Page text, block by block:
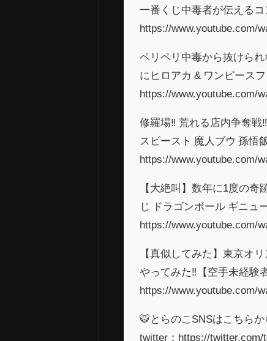
一番くじ中毒者が伝えるコ
https://www.youtube.com/
ペリペリ中毒から抜けら
にヒロアカ & ワンピース
https://www.youtube.com/
修羅場‼︎ 荒れる店内争奪戦
スビースト 魔人ブウ 孫悟
https://www.youtube.com/
【大絶叫】数年に1度の奇
じ ドラゴンボール ギニュ
https://www.youtube.com/
【真似してみた】東京オ
やってみた‼︎【空手未経験者
https://www.youtube.com/
🐯とらのこSNSはこちらか
twitter：https://twitter.com/